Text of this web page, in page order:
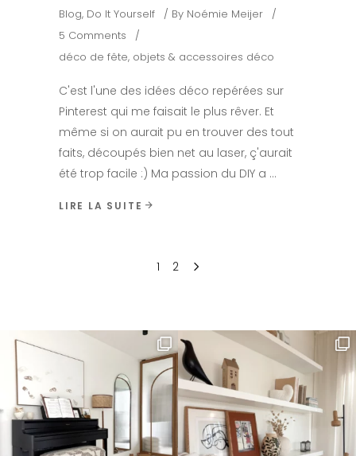
Blog, Do It Yourself By Noémie Meijer
5 Comments
déco de fête, objets & accessoires déco
C'est l'une des idées déco repérées sur
Pinterest qui me faisait le plus rêver. Et
même si on aurait pu en trouver des tout
faits, découpés bien net au laser, ç'aurait
été trop facile :) Ma passion du DIY a
LIRE LA SUITE
1 2